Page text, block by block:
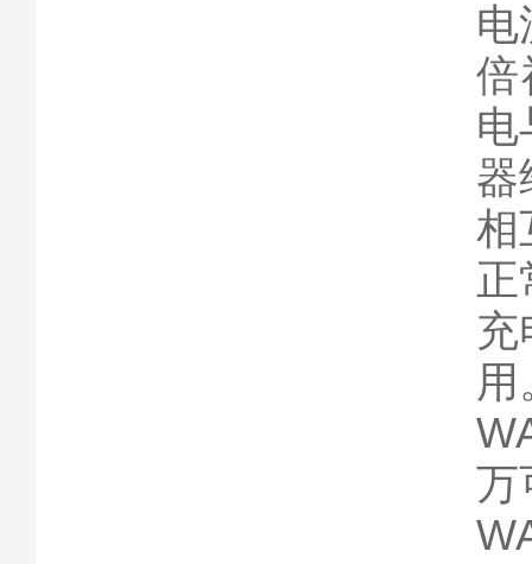
电
倍
电
器
相
正
充
用
万